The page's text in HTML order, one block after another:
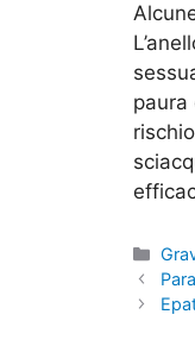
paura